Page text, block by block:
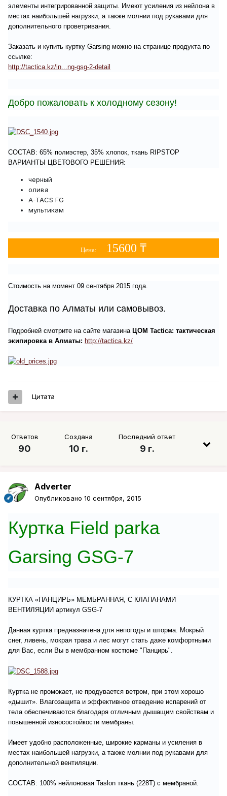
элементы интегрированной защиты. Имеют усиления из нейлона в
местах наибольшей нагрузки, а также молнии под рукавами для
дополнительного проветривания.
Заказать и купить куртку Garsing можно на странице продукта по
ссылке:
http://tactica.kz/in...ng-gsg-2-detail
Добро пожаловать к холодному сезону!
СОСТАВ: 65% полиэстер, 35% хлопок, ткань RIPSTOP
ВАРИАНТЫ ЦВЕТОВОГО РЕШЕНИЯ:
черный
олива
A-TACS FG
мультикам
Цена: 15600 ₸
Стоимость на момент 09 сентября 2015 года.
Доставка по Алматы или самовывоз.
Подробней смотрите на сайте магазина ЦОМ Tactica: тактическая
экипировка в Алматы: http://tactica.kz/
Цитата
Ответов
90
Создана
10 г.
Последний ответ
9 г.
Adverter
Опубликовано 10 сентября, 2015
Куртка Field parka
Garsing GSG-7
КУРТКА «ПАНЦИРЬ» МЕМБРАННАЯ, С КЛАПАНАМИ
ВЕНТИЛЯЦИИ артикул GSG-7
Данная куртка предназначена для непогоды и шторма. Мокрый
снег, ливень, мокрая трава и лес могут стать даже комфортными
для Вас, если Вы в мембранном костюме "Панцирь".
Куртка не промокает, не продувается ветром, при этом хорошо
«дышит». Влагозащита и эффективное отведение испарений от
тела обеспечиваются благодаря отличным дышащим свойствам и
повышенной износостойкости мембраны.
Имеет удобно расположенные, широкие карманы и усиления в
местах наибольшей нагрузки, а также молнии под рукавами для
дополнительной вентиляции.
СОСТАВ: 100% нейлоновая Taslon ткань (228T) с мембраной.